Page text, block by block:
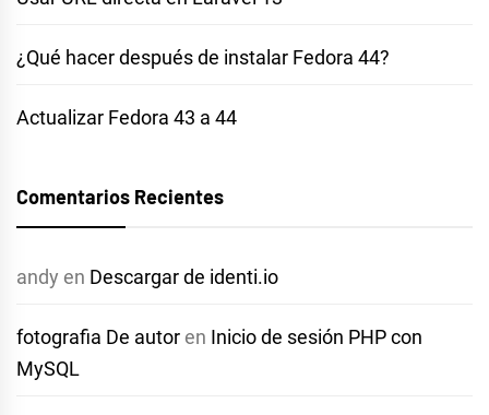
¿Qué hacer después de instalar Fedora 44?
Actualizar Fedora 43 a 44
Comentarios Recientes
andy en Descargar de identi.io
fotografia De autor en Inicio de sesión PHP con
MySQL